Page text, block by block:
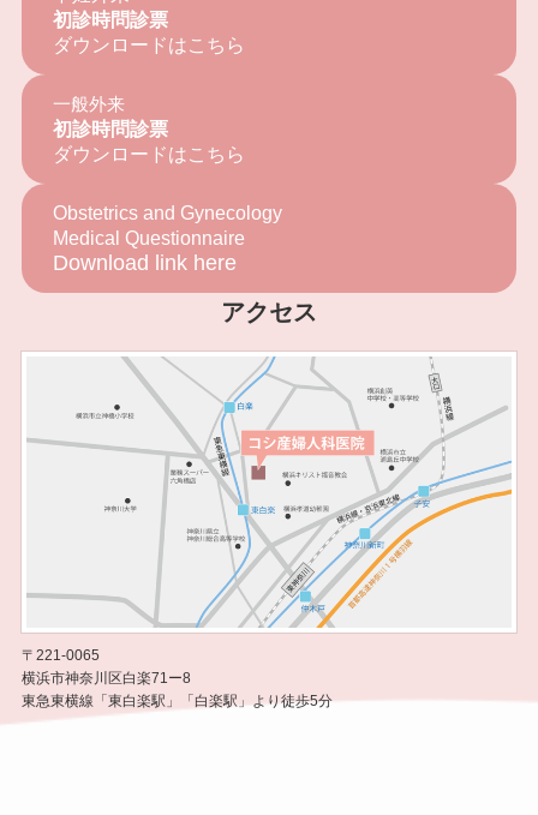
初診時問診票
ダウンロードはこちら
一般外来
初診時問診票
ダウンロードはこちら
Obstetrics and Gynecology
Medical Questionnaire
Download link here
アクセス
〒221-0065
横浜市神奈川区白楽71ー8
東急東横線「東白楽駅」「白楽駅」より徒歩5分